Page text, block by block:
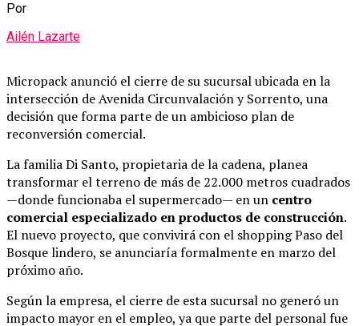
Por
Ailén Lazarte
Micropack anunció el cierre de su sucursal ubicada en la
intersección de Avenida Circunvalación y Sorrento, una
decisión que forma parte de un ambicioso plan de
reconversión comercial.
La familia Di Santo, propietaria de la cadena, planea
transformar el terreno de más de 22.000 metros cuadrados
—donde funcionaba el supermercado— en un centro
comercial especializado en productos de construcción.
El nuevo proyecto, que convivirá con el shopping Paso del
Bosque lindero, se anunciaría formalmente en marzo del
próximo año.
Según la empresa, el cierre de esta sucursal no generó un
impacto mayor en el empleo, ya que parte del personal fue